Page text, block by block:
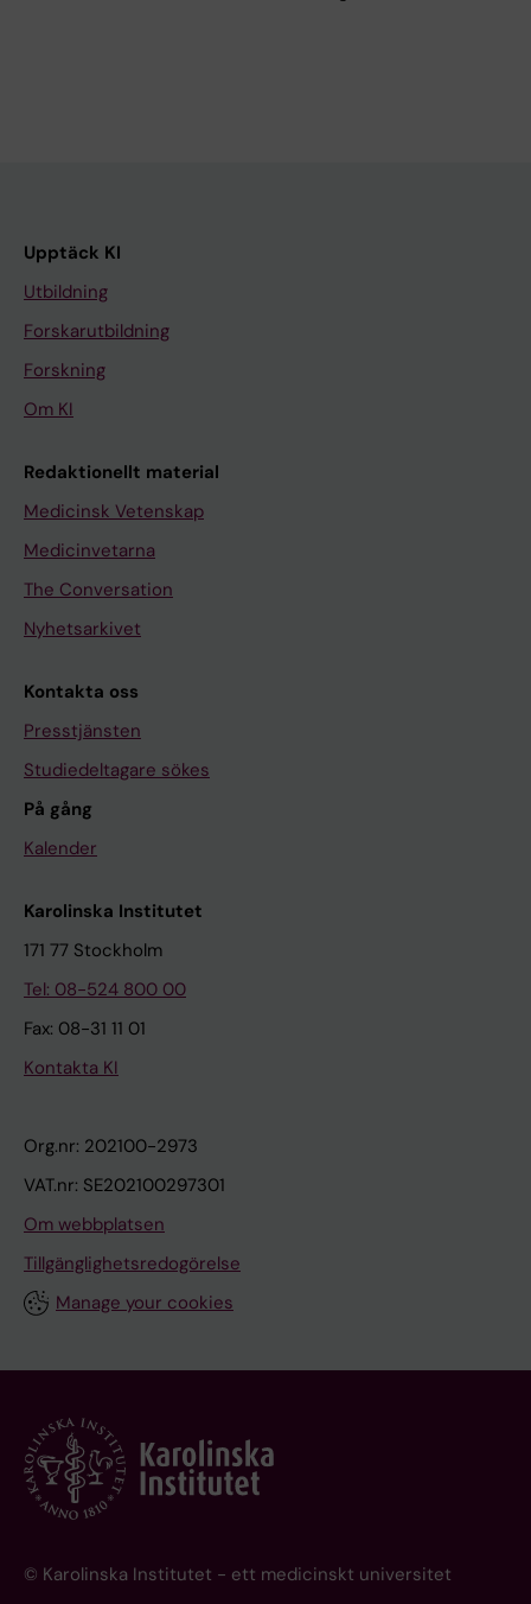
Upptäck KI
Utbildning
Forskarutbildning
Forskning
Om KI
Redaktionellt material
Medicinsk Vetenskap
Medicinvetarna
The Conversation
Nyhetsarkivet
Kontakta oss
Presstjänsten
Studiedeltagare sökes
På gång
Kalender
Karolinska Institutet
171 77 Stockholm
Tel: 08-524 800 00
Fax: 08-31 11 01
Kontakta KI
Org.nr: 202100-2973
VAT.nr: SE202100297301
Om webbplatsen
Tillgänglighetsredogörelse
Manage your cookies
© Karolinska Institutet - ett medicinskt universitet